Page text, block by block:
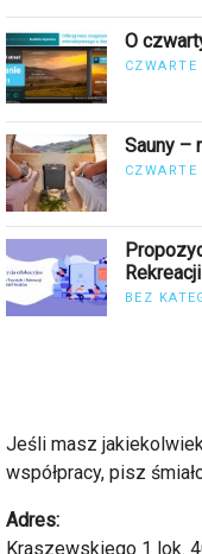
O
Sauny –
BEZ
Jeśli masz
współpracy, pisz
Adres:
Kraszewskiego 1 lok.